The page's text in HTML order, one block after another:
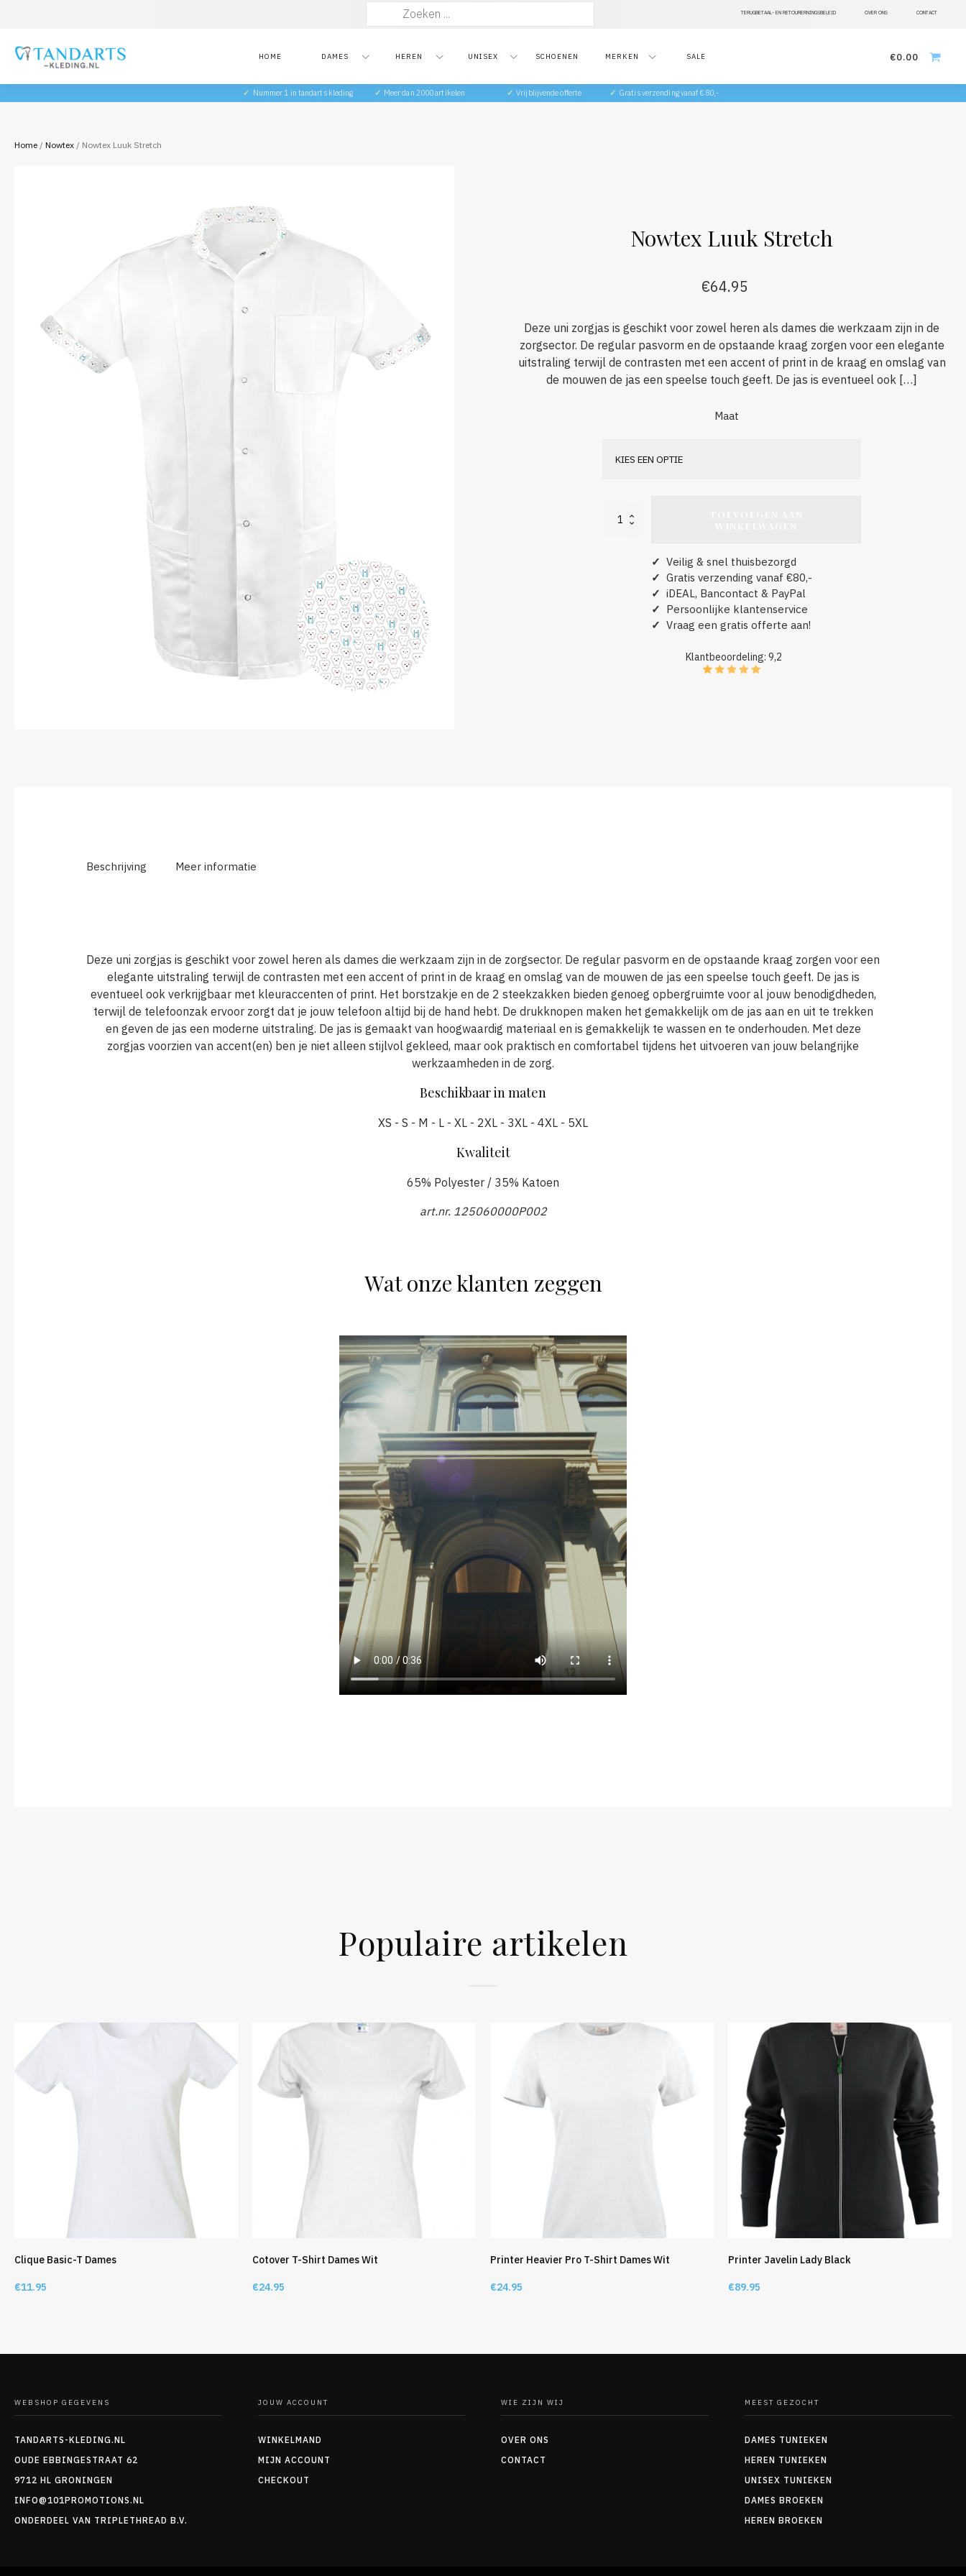
TERUGBETAAL- EN RETOURERNINGSBELEID OVER ONS CONTACT
HOME DAMES HEREN UNISEX SCHOENEN MERKEN SALE €0.00
✓ Nummer 1 in tandarts kleding ✓ Meer dan 2000 artikelen ✓ Vrijblijvende offerte ✓ Gratis verzending vanaf €80,-
Home / Nowtex / Nowtex Luuk Stretch
Nowtex Luuk Stretch
€64.95
Deze uni zorgjas is geschikt voor zowel heren als dames die werkzaam zijn in de
zorgsector. De regular pasvorm en de opstaande kraag zorgen voor een elegante
uitstraling terwijl de contrasten met een accent of print in de kraag en omslag van
de mouwen de jas een speelse touch geeft. De jas is eventueel ook […]
Maat
Nowtex
Luuk
✓ Veilig & snel thuisbezorgd
✓ Gratis verzending vanaf €80,-
✓ iDEAL, Bancontact & PayPal
✓ Persoonlijke klantenservice
✓ Vraag een gratis offerte aan!
Klantbeoordeling: 9,2
Beschrijving Meer informatie
Deze uni zorgjas is geschikt voor zowel heren als dames die werkzaam zijn in de zorgsector. De regular pasvorm en de opstaande kraag zorgen voor een
elegante uitstraling terwijl de contrasten met een accent of print in de kraag en omslag van de mouwen de jas een speelse touch geeft. De jas is
eventueel ook verkrijgbaar met kleuraccenten of print. Het borstzakje en de 2 steekzakken bieden genoeg opbergruimte voor al jouw benodigdheden,
terwijl de telefoonzak ervoor zorgt dat je jouw telefoon altijd bij de hand hebt. De drukknopen maken het gemakkelijk om de jas aan en uit te trekken
en geven de jas een moderne uitstraling. De jas is gemaakt van hoogwaardig materiaal en is gemakkelijk te wassen en te onderhouden. Met deze
zorgjas voorzien van accent(en) ben je niet alleen stijlvol gekleed, maar ook praktisch en comfortabel tijdens het uitvoeren van jouw belangrijke
werkzaamheden in de zorg.
Beschikbaar in maten
XS - S - M - L - XL - 2XL - 3XL - 4XL - 5XL
Kwaliteit
65% Polyester / 35% Katoen
art.nr. 125060000P002
Wat onze klanten zeggen
Populaire artikelen
Clique Basic-T Dames
€11.95
Cotover T-Shirt Dames Wit
€24.95
Printer Heavier Pro T-Shirt Dames Wit
€24.95
Printer Javelin Lady Black
€89.95
WEBSHOP GEGEVENS
TANDARTS-KLEDING.NL
OUDE EBBINGESTRAAT 62
9712 HL GRONINGEN
INFO@101PROMOTIONS.NL
ONDERDEEL VAN TRIPLETHREAD B.V.
JOUW ACCOUNT
WINKELMAND
MIJN ACCOUNT
CHECKOUT
WIE ZIJN WIJ
OVER ONS
CONTACT
MEEST GEZOCHT
DAMES TUNIEKEN
HEREN TUNIEKEN
UNISEX TUNIEKEN
DAMES BROEKEN
HEREN BROEKEN